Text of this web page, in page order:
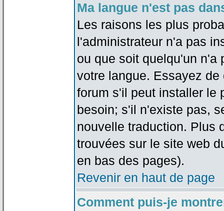
Ma langue n'est pas
Les raisons les plus
l'administrateur n'a pas
ou que soit quelqu'un n'a
votre langue. Essayez
forum s'il peut installer le
besoin; s'il n'existe pas,
nouvelle traduction. Plus
trouvées sur le site web
en bas des pages).
Revenir en haut de page
Comment puis-je